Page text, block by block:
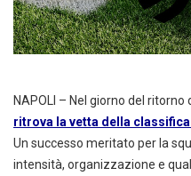
NAPOLI – Nel giorno del
ritrova la vetta della
Un successo meritato per la
intensità, organizzazione e